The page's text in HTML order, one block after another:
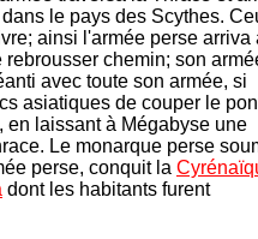
le pays des Scythes.
ainsi l'armée perse arriva
chemin; son
avec toute son armée, si
asiatiques de couper le
en laissant à Mégabyse une
Le monarque perse
perse, conquit la
dont les habitants furent